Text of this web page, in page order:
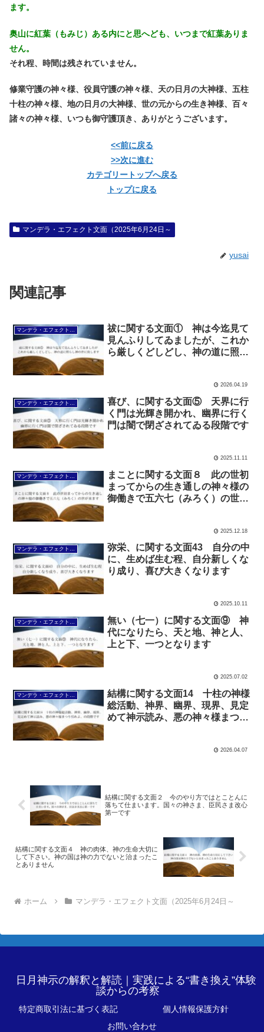
ます。
奥山に紅葉（もみじ）ある内にと思へども、いつまで紅葉ありま
せん。
それ程、時間は残されていません。
修業守護の神々様、役員守護の神々様、天の日月の大神様、五柱
十柱の神々様、地の日月の大神様、世の元からの生き神様、百々
諸々の神々様、いつも御守護頂き、ありがとうございます。
<<前に戻る
>>次に進む
カテゴリートップへ戻る
トップに戻る
マンデラ・エフェクト文面（2025年6月24日～
yusai
関連記事
マンデラ・エフェクト文面（2025年6月24日～
祓に関する文面① 神は今迄見て
見んふりしてゐましたが、これか
ら厳しくどしどし、神の道に照ら
2026.04.19
喜び、に関する文面⑤ 天界に行
く門は光輝き開かれ、幽界に行く
門は闇で閉ざされてゐる段階です
2025.11.11
まことに関する文面８ 此の世初
まってからの生き通しの神々様の
御働きで五六七（みろく）の世が
2025.12.18
マンデラ・エフェクト文面（2025年6月24日～
弥栄、に関する文面43 自分の中
に、生めば生む程、自分新しくな
り成り、喜び大きくなります
2025.10.11
マンデラ・エフェクト文面（2025年6月24日～
無い（七一）に関する文面⑨ 神
代になりたら、天と地、神と人、
上と下、一つとなります
2025.07.02
結構に関する文面14 十柱の神様
総活動、神界、幽界、現界、見定
めて神示読み、悪の神々様まつり
2026.04.07
結構に関する文面２ 今のやり方ではとことんに
落ちて仕まいます。国々の神さま、臣民さま改心
第一です
結構に関する文面４ 神の肉体、神の生命大切に
して下さい。神の国は神の力でないと治まったこ
とありません
ホーム マンデラ・エフェクト文面（2025年6月24日～
日月神示の解釈と解読｜実践による“書き換え”体験
談からの考察
特定商取引法に基づく表記
個人情報保護方針
お問い合わせ